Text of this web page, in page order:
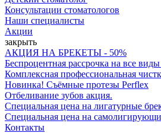
Консультации стоматологов
Наши специалисты
Акции
закрыть
АКЦИЯ НА БРЕКЕТЫ - 50%
Беспроцентная рассрочка на все
Комплексная профессиональная
Новинка! Съёмные протезы Perflex
Отбеливание зубов акция.
Специальная цена на лигатурные
Специальная цена на
Контакты